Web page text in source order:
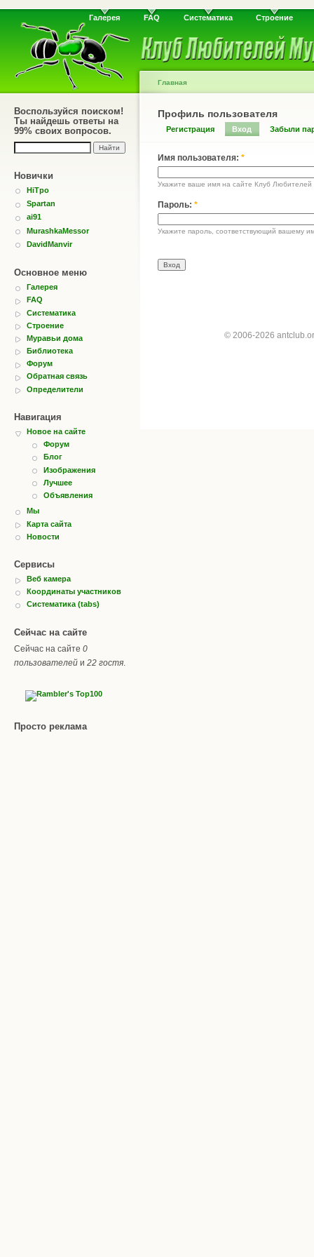
Галерея FAQ Систематика Строение
Воспользуйся поиском!
Ты найдешь ответы на
99% своих вопросов.
Новички
HiTpo
Spartan
ai91
MurashkaMessor
DavidManvir
Основное меню
Галерея
FAQ
Систематика
Строение
Муравьи дома
Библиотека
Форум
Обратная связь
Определители
Навигация
Новое на сайте
Форум
Блог
Изображения
Лучшее
Объявления
Мы
Карта сайта
Новости
Сервисы
Веб камера
Координаты участников
Систематика (tabs)
Сейчас на сайте
Сейчас на сайте 0
пользователей и 22 гостя.
Просто реклама
Главная
Профиль пользователя
Регистрация Вход Забыли
Имя пользователя: *
Укажите ваше имя на сайте Клуб Любителей
Пароль: *
Укажите пароль, соответствующий вашему
© 2006-2026